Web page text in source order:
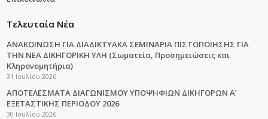
Τελευταία Νέα
ΑΝΑΚΟΙΝΩΣΗ ΓΙΑ ΔΙΑΔΙΚΤΥΑΚΑ ΣΕΜΙΝΑΡΙΑ ΠΙΣΤΟΠΟΙΗΣΗΣ ΓΙΑ
ΤΗΝ ΝΕΑ ΔΙΚΗΓΟΡΙΚΗ ΥΛΗ (Σωματεία, Προσημειώσεις και
Κληρονομητήρια)
31 Ιουλίου 2026
ΑΠΟΤΕΛΕΣΜΑΤΑ ΔΙΑΓΩΝΙΣΜΟΥ ΥΠΟΨΗΦΙΩΝ ΔΙΚΗΓΟΡΩΝ Α’
ΕΞΕΤΑΣΤΙΚΗΣ ΠΕΡΙΟΔΟΥ 2026
30 Ιουλίου 2026